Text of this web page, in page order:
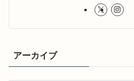
アーカイブ